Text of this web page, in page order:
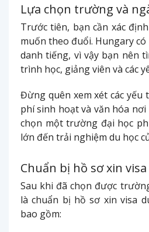
Lựa chọn trường và
Trước tiên, bạn cần xác
muốn theo đuổi. Hungary
danh tiếng, vì vậy bạn nên
trình học, giảng viên và các
Đừng quên xem xét các yếu
phí sinh hoạt và văn hóa nơi
chọn một trường đại học
lớn đến trải nghiệm du học
Chuẩn bị hồ sơ xin
Sau khi đã chọn được
là chuẩn bị hồ sơ xin visa
bao gồm: